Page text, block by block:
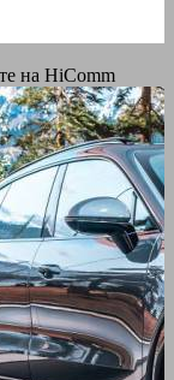
на HiComm